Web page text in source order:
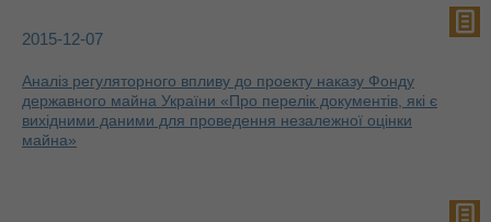
2015-12-07
Аналіз регуляторного впливу до проекту наказу Фонду
державного майна України «Про перелік документів, які є
вихідними даними для проведення незалежної оцінки
майна»